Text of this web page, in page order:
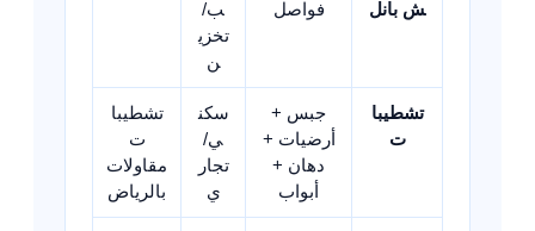
ش بانل
فواصل
ب/
تخزي
ن
تشطيبا
ت
جبس +
أرضيات +
دهان +
أبواب
سكن
ي/
تجار
ي
تشطيبا
ت
مقاولات
بالرياض